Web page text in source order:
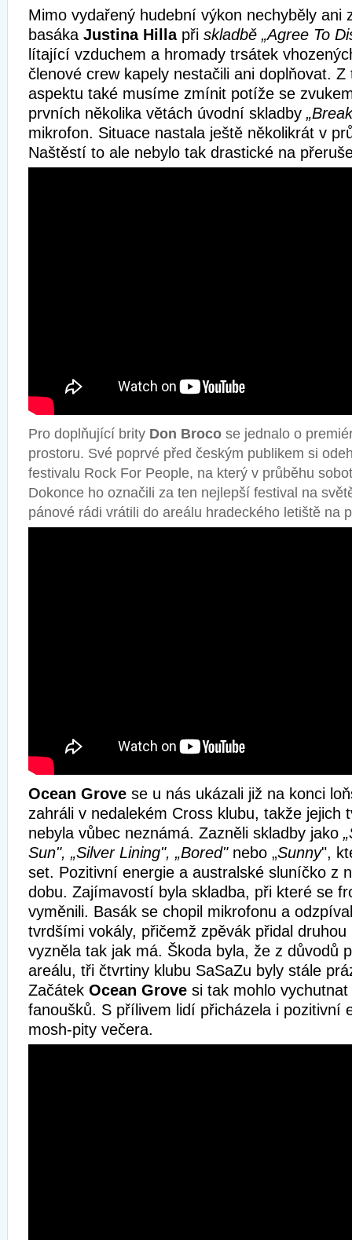
Mimo vydařený hudební výkon nechyběly ani
basáka Justina Hilla při skladbě „Agree To
lítající vzduchem a hromady trsátek
členové crew kapely nestačili ani doplňovat.
aspektu také musíme zmínit potíže se
prvních několika větách úvodní skladby
mikrofon. Situace nastala ještě několikrát v
Naštěstí to ale nebylo tak drastické na
Pro doplňující brity Don Broco se jednalo o
prostoru. Své poprvé před českým publikem si
festivalu Rock For People, na který v průběhu
Dokonce ho označili za ten nejlepší festival na
pánové rádi vrátili do areálu hradeckého letiště na
Ocean Grove se u nás ukázali již na konci
zahráli v nedalekém Cross klubu, takže jejich
nebyla vůbec neznámá. Zazněli skladby jako
Sun", „Silver Lining", „Bored" nebo „Sunny",
set. Pozitivní energie a australské sluníčko z
dobu. Zajímavostí byla skladba, při které se
vyměnili. Basák se chopil mikrofonu a
tvrdšími vokály, přičemž zpěvák přidal
vyzněla tak jak má. Škoda byla, že z důvodů
areálu, tři čtvrtiny klubu SaSaZu byly stále
Začátek Ocean Grove si tak mohlo
fanoušků. S přílivem lidí přicházela i pozitivní
mosh-pity večera.